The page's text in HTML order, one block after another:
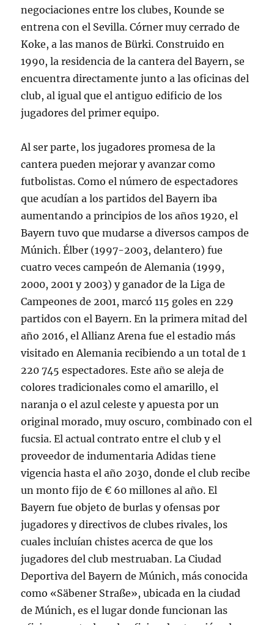
negociaciones entre los clubes, Kounde se
entrena con el Sevilla. Córner muy cerrado de
Koke, a las manos de Bürki. Construido en
1990, la residencia de la cantera del Bayern, se
encuentra directamente junto a las oficinas del
club, al igual que el antiguo edificio de los
jugadores del primer equipo.
Al ser parte, los jugadores promesa de la
cantera pueden mejorar y avanzar como
futbolistas. Como el número de espectadores
que acudían a los partidos del Bayern iba
aumentando a principios de los años 1920, el
Bayern tuvo que mudarse a diversos campos de
Múnich. Élber (1997-2003, delantero) fue
cuatro veces campeón de Alemania (1999,
2000, 2001 y 2003) y ganador de la Liga de
Campeones de 2001, marcó 115 goles en 229
partidos con el Bayern. En la primera mitad del
año 2016, el Allianz Arena fue el estadio más
visitado en Alemania recibiendo a un total de 1
220 745 espectadores. Este año se aleja de
colores tradicionales como el amarillo, el
naranja o el azul celeste y apuesta por un
original morado, muy oscuro, combinado con el
fucsia. El actual contrato entre el club y el
proveedor de indumentaria Adidas tiene
vigencia hasta el año 2030, donde el club recibe
un monto fijo de € 60 millones al año. El
Bayern fue objeto de burlas y ofensas por
jugadores y directivos de clubes rivales, los
cuales incluían chistes acerca de que los
jugadores del club mestruaban. La Ciudad
Deportiva del Bayern de Múnich, más conocida
como «Säbener Straße», ubicada en la ciudad
de Múnich, es el lugar donde funcionan las